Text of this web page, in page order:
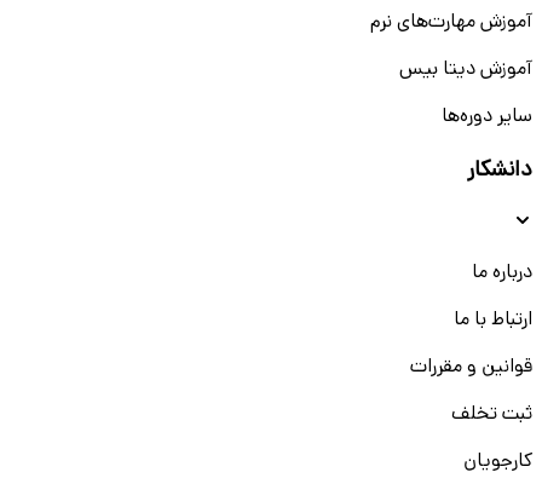
آموزش مهارت‌های نرم
آموزش دیتا بیس
سایر دوره‌ها
دانشکار
درباره ما
ارتباط با ما
قوانین و مقررات
ثبت تخلف
کارجویان